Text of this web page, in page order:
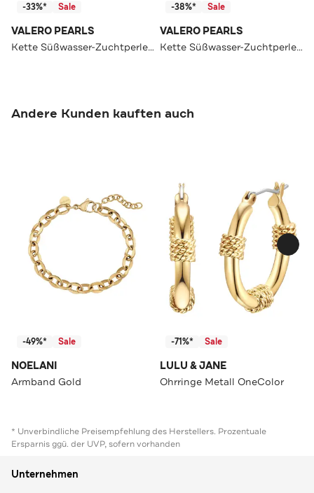
-33%* Sale
VALERO PEARLS
Kette Süßwasser-Zuchtperle OneColor
-38%* Sale
VALERO PEARLS
Kette Süßwasser-Zuchtperle OneColor
Andere Kunden kauften auch
-49%* Sale
NOELANI
Armband Gold
-71%* Sale
LULU & JANE
Ohrringe Metall OneColor
* Unverbindliche Preisempfehlung des Herstellers. Prozentuale
Ersparnis ggü. der UVP, sofern vorhanden
Unternehmen